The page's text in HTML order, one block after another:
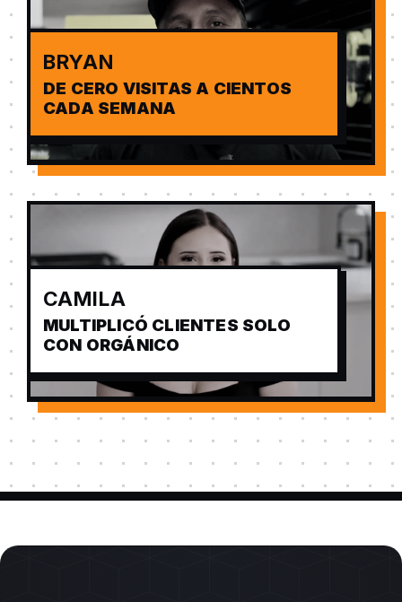
BRYAN
DE CERO VISITAS A CIENTOS
CADA SEMANA
CAMILA
MULTIPLICÓ CLIENTES SOLO
CON ORGÁNICO